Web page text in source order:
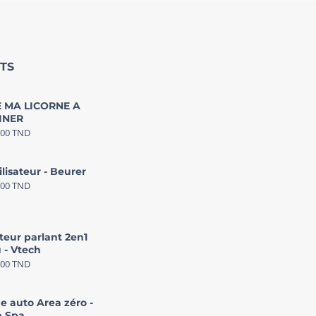
MA LICORNE A
TND
- Beurer
TND
parlant 2en1
- Vtech
TND
auto Area zéro -